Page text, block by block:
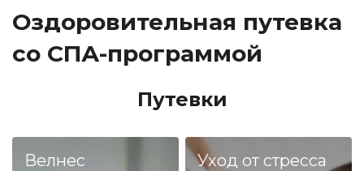
Отдел бронирования
+375 (17) 503 91 10
Оздоровительная путевка
со СПА-программой
Путевки
Велнес
Уход от стресса